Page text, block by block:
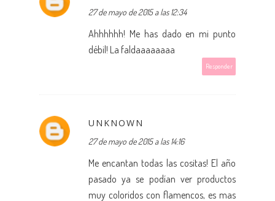
27 de mayo de 2015 a las 12:34
Ahhhhhh! Me has dado en mi punto
débil! La faldaaaaaaaa
Responder
UNKNOWN
27 de mayo de 2015 a las 14:16
Me encantan todas las cositas! El año
pasado ya se podían ver productos
muy coloridos con flamencos, es mas